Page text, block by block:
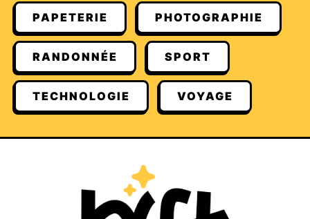
PAPETERIE PHOTOGRAPHIE
RANDONNÉE SPORT
TECHNOLOGIE VOYAGE